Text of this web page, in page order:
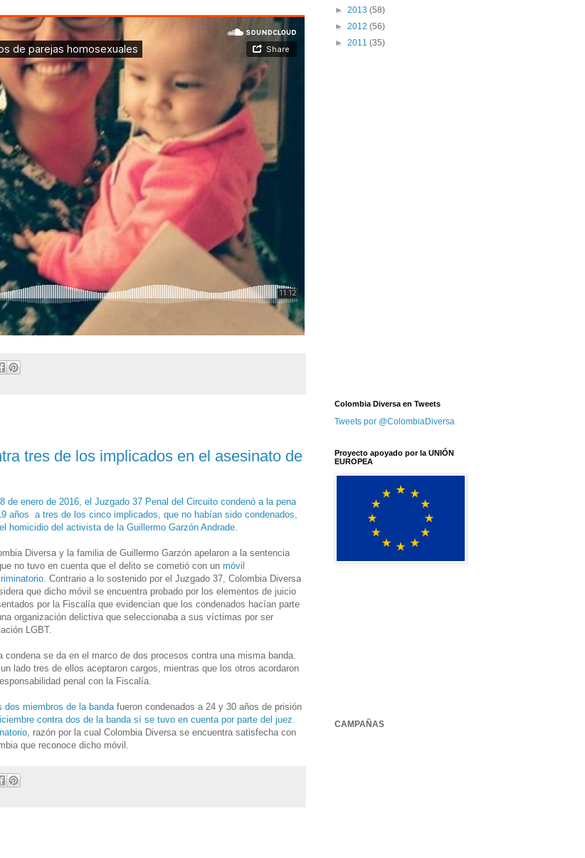
tres de los implicados en el asesinato de
de enero de 2016, el Juzgado 37 Penal del Circuito condenó a la pena
años a tres de los cinco implicados, que no habían sido condenados,
homicidio del activista de la Guillermo Garzón Andrade.
Diversa y la familia de Guillermo Garzón apelaron a la sentencia
no tuvo en cuenta que el delito se cometió con unmóvil
. Contrario a lo sostenido por el Juzgado 37, Colombia Diversa
que dicho móvil se encuentra probado por los elementos de juicio
por la Fiscalía que evidencian que los condenados hacían parte
organización delictiva que seleccionaba a sus víctimas por ser
LGBT.
condena se da en el marco de dos procesos contra una misma banda.
lado tres de ellos aceptaron cargos, mientras que los otros acordaron
penal con la Fiscalía.
dos miembros de la banda fueron condenados a 24 y 30 años de prisión
contra dos de la banda sí se tuvo en cuenta por parte del juez
, razón por la cual Colombia Diversa se encuentra satisfecha con
que reconoce dicho móvil.
► 2013 (58)
► 2012 (56)
► 2011 (35)
Colombia Diversa en Tweets
Tweets por @ColombiaDiversa
Proyecto apoyado por la UNIÓN
EUROPEA
CAMPAÑAS